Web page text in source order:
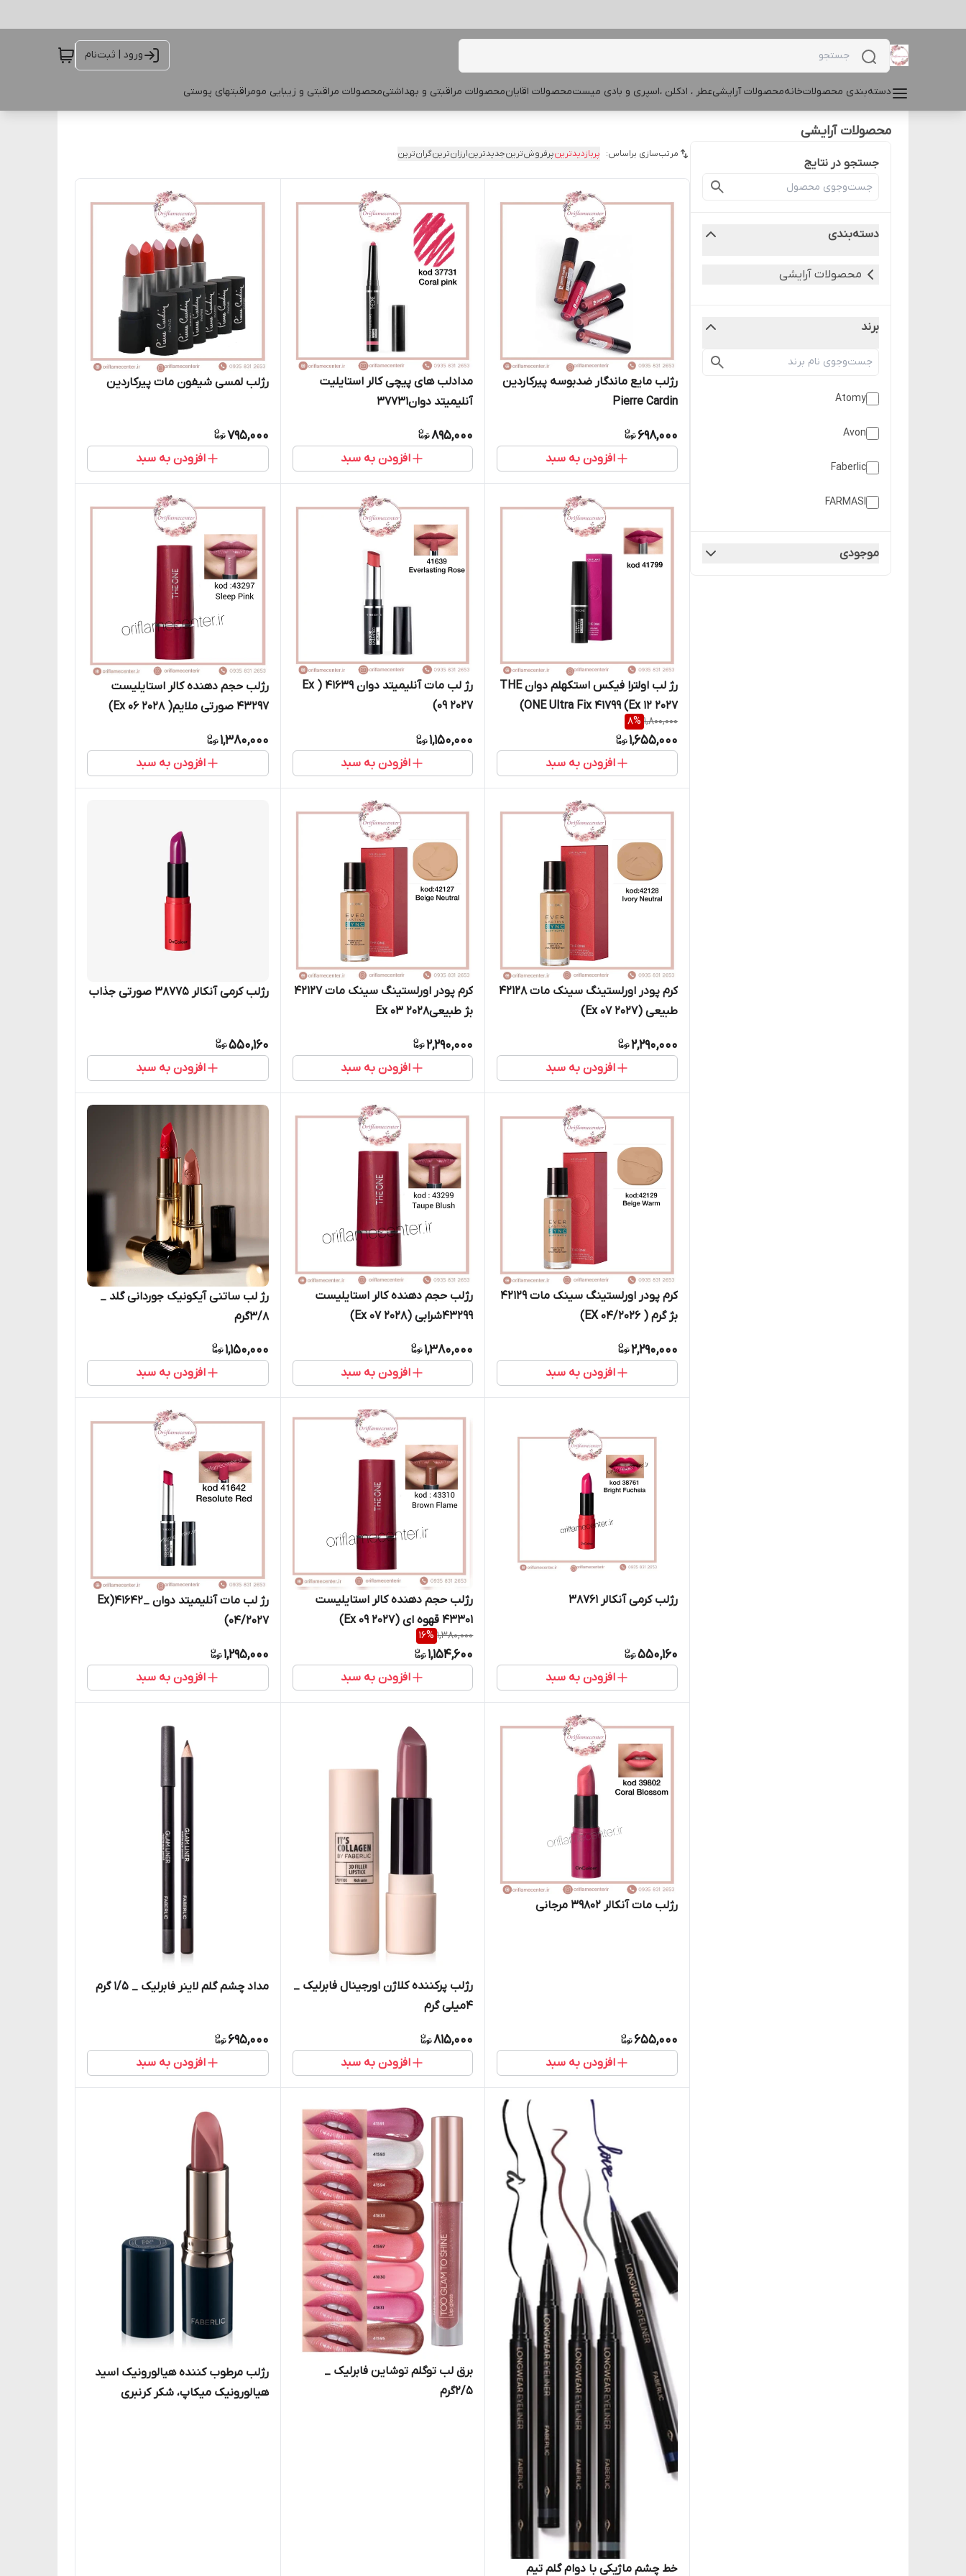
ورود | ثبت‌نام
دسته‌بندی محصولاتخانهمحصولات آرایشیعطر ، ادکلن ،اسپری و بادی میستمحصولات اقایانمحصولات مراقبتی و بهداشتیمحصولات مراقبتی و زیبایی مومراقبتهای پوستی
محصولات آرایشی
جستجو در نتایج
دسته‌بندی
محصولات آرایشی
برند
Atomy
Avon
Faberlic
FARMASI
موجودی
مرتب‌سازی براساس: پربازدیدترینپرفروش‌ترینجدیدترینارزان‌ترینگران‌ترین
رژلب مایع ماندگار ضدبوسه پیرکاردین
Pierre Cardin
698,000
افزودن به سبد
مدادلب های پیچی کالر استایلیت
آنلیمیتد دوان37731
895,000
افزودن به سبد
رژلب لمسی شیفون مات پیرکاردین
795,000
افزودن به سبد
رژ لب اولترا فیکس استکهلم دوان THE
ONE Ultra Fix 41799 (Ex 12 2027)
1,800,000
8%
1,655,000
افزودن به سبد
رژ لب مات آنلیمیتد دوان 41639 ( Ex
09 2027)
1,150,000
افزودن به سبد
رژلب حجم دهنده کالر استایلیست
43297 صورتی ملایم( Ex 06 2028)
1,380,000
افزودن به سبد
کرم پودر اورلستینگ سینک مات 42128
طبیعی (Ex 07 2027)
2,290,000
افزودن به سبد
کرم پودر اورلستینگ سینک مات 42127
بژ طبیعیEx 03 2028
2,290,000
افزودن به سبد
رژلب کرمی آنکالر 38775 صورتی جذاب
550,160
افزودن به سبد
کرم پودر اورلستینگ سینک مات 42129
بژ گرم ( EX 04/2026)
2,290,000
افزودن به سبد
رژلب حجم دهنده کالر استایلیست
43299شرابی (Ex 07 2028)
1,380,000
افزودن به سبد
رژ لب ساتنی آیکونیک جوردانی گلد _
3/8گرم
1,150,000
افزودن به سبد
رژلب کرمی آنکالر 38761
550,160
افزودن به سبد
رژلب حجم دهنده کالر استایلیست
43301 قهوه ای (Ex 09 2027)
1,380,000
16%
1,154,600
افزودن به سبد
رژ لب مات آنلیمیتد دوان _41642(Ex
04/2027)
1,295,000
افزودن به سبد
رژلب مات آنکالر 39802 مرجانی
655,000
افزودن به سبد
رژلب پرکننده کلاژن اورجینال فابرلیک _
۴میلی گرم
815,000
افزودن به سبد
مداد چشم گلم لاینر فابرلیک _ ۱/۵ گرم
695,000
افزودن به سبد
خط چشم ماژیکی با دوام گلم تیم
برق لب توگلم توشاین فابرلیک _
2/5گرم
رژلب مرطوب کننده هیالورونیک اسید
هیالورونیک میکاپ، شکر کرنبری